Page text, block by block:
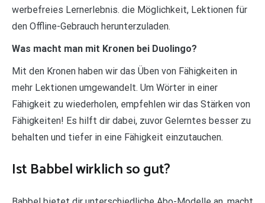
werbefreies Lernerlebnis. die Möglichkeit, Lektionen für
den Offline-Gebrauch herunterzuladen.
Was macht man mit Kronen bei Duolingo?
Mit den Kronen haben wir das Üben von Fähigkeiten in
mehr Lektionen umgewandelt. Um Wörter in einer
Fähigkeit zu wiederholen, empfehlen wir das Stärken von
Fähigkeiten! Es hilft dir dabei, zuvor Gelerntes besser zu
behalten und tiefer in eine Fähigkeit einzutauchen.
Ist Babbel wirklich so gut?